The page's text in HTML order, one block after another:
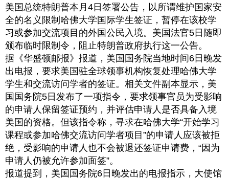
美国总统特朗普本月4日签署公告，以所谓维护国家安
全的名义限制哈佛大学国际学生签证，暂停在该校学
习或参加交流项目的外国公民入境。美国法官5日随即
颁布临时限制令，阻止特朗普政府执行这一公告。
据《华盛顿邮报》报道，美国国务院当地时间6日晚发
出电报，要求美国驻全球领事机构恢复处理哈佛大学
学生和交流访问学者的签证。相关文件副本显示，美
国国务院5日发布了一项指令，要求领事官员为受影响
的申请人保留签证预约，并评估申请人是否具备入境
美国的资格。但该指令称，寻求在哈佛大学“开始学习
课程或参加哈佛交流访问学者项目”的申请人应该被拒
绝，受影响的申请人也不会被退还签证申请费，“因为
申请人仍被允许参加面签”。
报道提到，美国国务院6日晚发出的电报指示，大使馆